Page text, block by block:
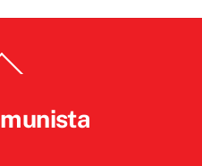
To